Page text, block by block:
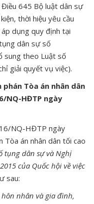
645 Bộ luật dân sự
thời hiệu yêu cầu
dụng quy định tại
dân sự số
sung theo Luật số
giải quyết vụ việc).
Tòa án nhân dân
NQ-HĐTP ngày
NQ-HĐTP ngày
án nhân dân tối cao
tụng dân sự và Nghị
của Quốc hội về việc
sau:
nhân và gia đình,